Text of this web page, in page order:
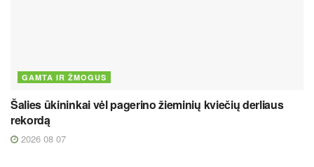
GAMTA IR ŽMOGUS
Šalies ūkininkai vėl pagerino žieminių kviečių derliaus
rekordą
2026 08 07